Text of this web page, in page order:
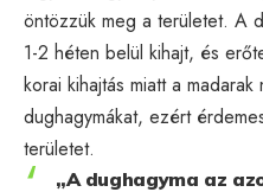
öntözzük meg a területet. A
1-2 héten belül kihajt, és
korai kihajtás miatt a
dughagymákat, ezért
területet.
„A dughagyma az